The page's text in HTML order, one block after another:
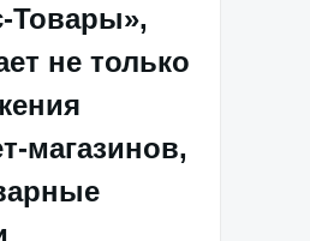
Товары»,
не только
магазинов,